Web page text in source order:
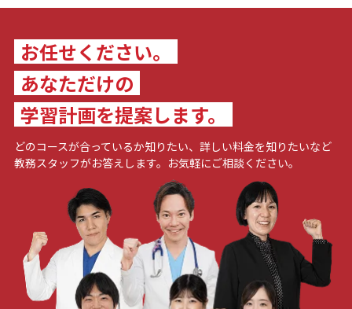
お任せください。
あなただけの
学習計画を提案します。
どのコースが合っているか知りたい、詳しい料金を知りたいなど
教務スタッフがお答えします。お気軽にご相談ください。